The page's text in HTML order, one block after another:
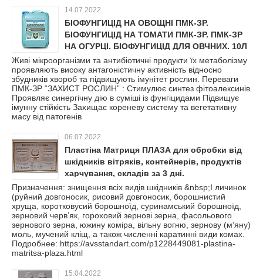
14.07.2022
БІОФУНГИЦІД НА ОВОЩНІ ПМК-ЗР.
БІОФУНГИЦІД НА ТОМАТИ ПМК-ЗР. ПМК-ЗР
НА ОГУРЦІ. БІОФУНГИЦІД ДЛЯ ОВЧНИХ. 10Л
Живі мікроорганізми та антибіотичні продукти їх метаболізму
проявляють високу антагоністичну активність відносно
збудників xвороб та підвищують імунітет рослин. Переваги
ПМК-ЗР “ЗАХИСТ РОСЛИН” : Стимулює синтез фітоалексинів
Проявляє синергічну дію в суміші із фунгіцидами Підвищує
імунну стійкість Захищає кореневу систему та вегетативну
масу від патогенів
06.07.2022
Пластіна Матриця ПЛАЗА для обробки від
шкідників вітряків, контейнерів, продуктів
харчування, складів за 3 дні.
Призначення: знищення всіх видів шкідників &nbsp;І личинок
(руйний довгоносик, рисовий довгоносик, борошнистий
хруща, коротковусий борошноїд, суринамський борошноїд,
зерновий черв’як, гороховий зернові зерна, фасольового
зернового зерна, южину коміра, вільну вогню, зернову (м’яну)
моль, мучений кліщ, а також численні каратинні види комах.
Подробнее: https://avsstandart.com/p1228449081-plastina-
matritsa-plaza.html
15.04.2022